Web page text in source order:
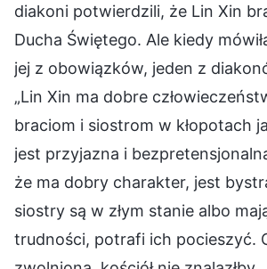
diakoni potwierdzili, że Lin Xin
Ducha Świętego. Ale kiedy
jej z obowiązków, jeden z
„Lin Xin ma dobre
braciom i siostrom w kłopotach
jest przyjazna i
że ma dobry charakter, jest
siostry są w złym stanie albo
trudności, potrafi ich pocieszyć.